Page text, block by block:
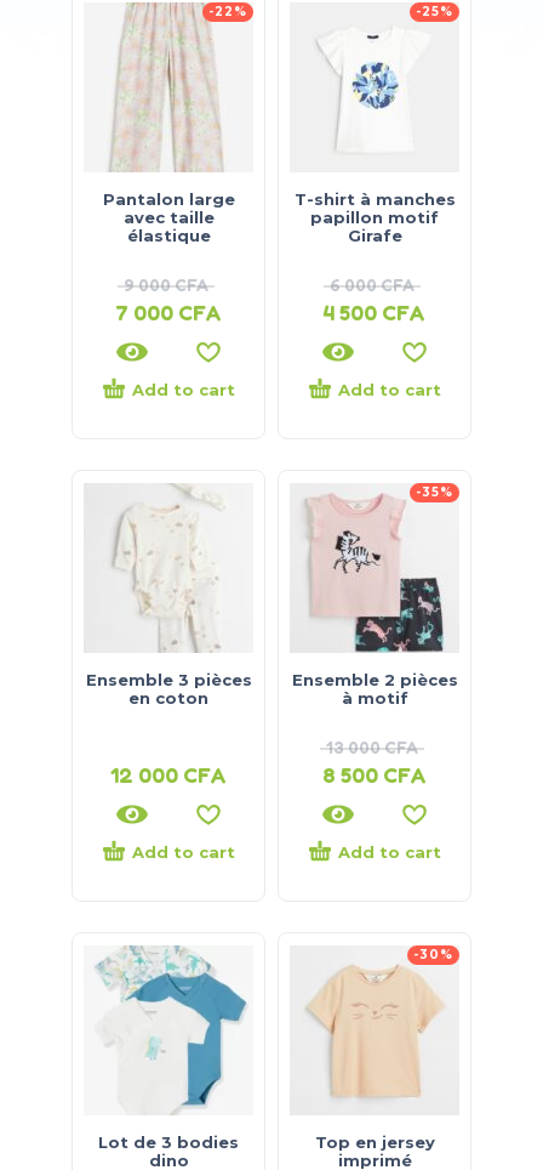
-22%
Pantalon large
avec taille
élastique
9 000CFA
7 000 CFA
Add to cart
-25%
T-shirt à manches
papillon motif
Girafe
6 000CFA
4 500 CFA
Add to cart
Ensemble 3 pièces
en coton
12 000 CFA
Add to cart
-35%
Ensemble 2 pièces
à motif
13 000CFA
8 500 CFA
Add to cart
Lot de 3 bodies
dino
-30%
Top en jersey
imprimé